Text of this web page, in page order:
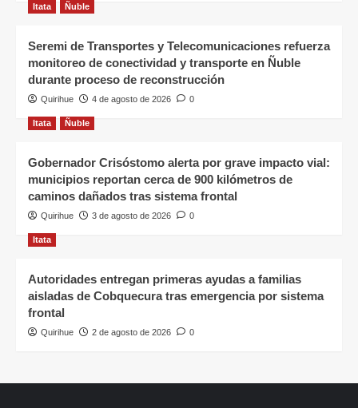
Itata Ñuble
Seremi de Transportes y Telecomunicaciones refuerza
monitoreo de conectividad y transporte en Ñuble
durante proceso de reconstrucción
Quirihue 4 de agosto de 2026 0
Itata Ñuble
Gobernador Crisóstomo alerta por grave impacto vial:
municipios reportan cerca de 900 kilómetros de
caminos dañados tras sistema frontal
Quirihue 3 de agosto de 2026 0
Itata
Autoridades entregan primeras ayudas a familias
aisladas de Cobquecura tras emergencia por sistema
frontal
Quirihue 2 de agosto de 2026 0